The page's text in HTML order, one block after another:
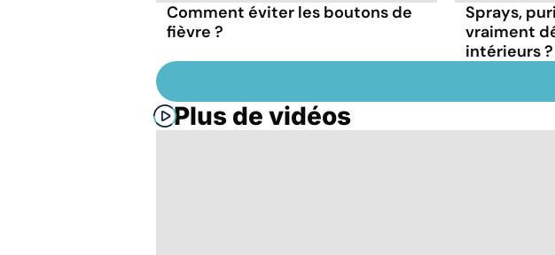
Comment éviter les boutons de
fièvre ?
Sprays,
vraiment
intérieurs ?
Plus de vidéos